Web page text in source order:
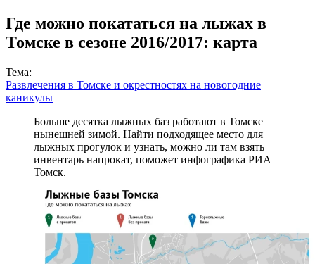
Где можно покататься на лыжах в
Томске в сезоне 2016/2017: карта
Тема:
Развлечения в Томске и окрестностях на новогодние
каникулы
Больше десятка лыжных баз работают в Томске
нынешней зимой. Найти подходящее место для
лыжных прогулок и узнать, можно ли там взять
инвентарь напрокат, поможет инфографика РИА
Томск.